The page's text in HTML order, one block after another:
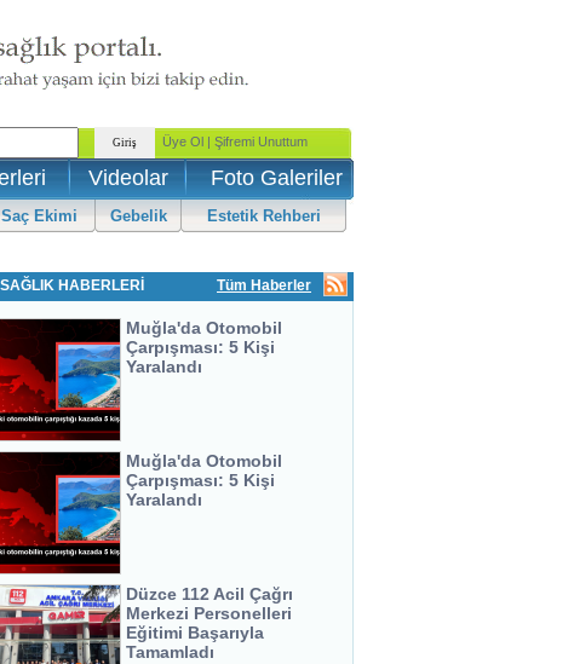
Videolar Foto Galeriler
Saç Ekimi Gebelik Estetik Rehberi
SAĞLIK HABERLERİ Tüm Haberler
Muğla'da Otomobil
Çarpışması: 5 Kişi
Yaralandı
Muğla'da Otomobil
Çarpışması: 5 Kişi
Yaralandı
Düzce 112 Acil Çağrı
Merkezi Personelleri
Eğitimi Başarıyla
Tamamladı